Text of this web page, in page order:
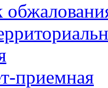
приемная